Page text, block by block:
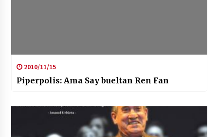
2010/11/15
Piperpolis: Ama Say bueltan Ren Fan